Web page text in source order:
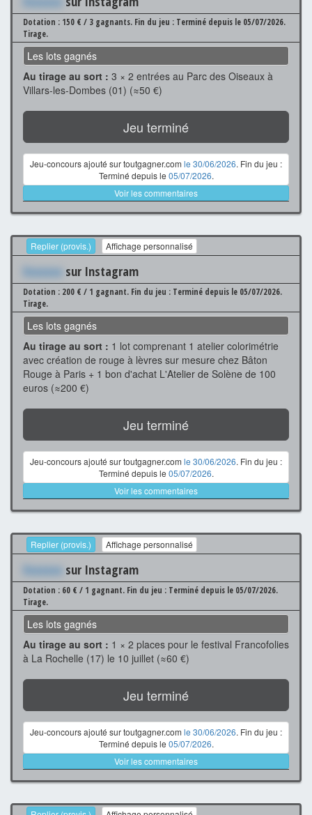
Dotation : 150 € / 3 gagnants. Fin du jeu : Terminé depuis le 05/07/2026.
Tirage.
Les lots gagnés
Au tirage au sort : 3 × 2 entrées au Parc des Oiseaux à
Villars-les-Dombes (01) (≈50 €)
Jeu terminé
Jeu-concours ajouté sur toutgagner.com le 30/06/2026. Fin du jeu :
Terminé depuis le 05/07/2026.
Voir les commentaires
Replier (provis.) Affichage personnalisé
Xxxxxxx sur Instagram
Dotation : 200 € / 1 gagnant. Fin du jeu : Terminé depuis le 05/07/2026.
Tirage.
Les lots gagnés
Au tirage au sort : 1 lot comprenant 1 atelier colorimétrie
avec création de rouge à lèvres sur mesure chez Bâton
Rouge à Paris + 1 bon d'achat L'Atelier de Solène de 100
euros (≈200 €)
Jeu terminé
Jeu-concours ajouté sur toutgagner.com le 30/06/2026. Fin du jeu :
Terminé depuis le 05/07/2026.
Voir les commentaires
Replier (provis.) Affichage personnalisé
Xxxxxxx sur Instagram
Dotation : 60 € / 1 gagnant. Fin du jeu : Terminé depuis le 05/07/2026.
Tirage.
Les lots gagnés
Au tirage au sort : 1 × 2 places pour le festival Francofolies
à La Rochelle (17) le 10 juillet (≈60 €)
Jeu terminé
Jeu-concours ajouté sur toutgagner.com le 30/06/2026. Fin du jeu :
Terminé depuis le 05/07/2026.
Voir les commentaires